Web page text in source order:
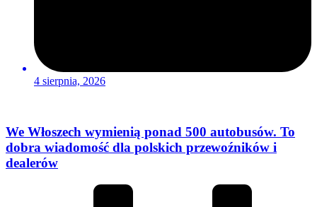
4 sierpnia, 2026
We Włoszech wymienią ponad 500 autobusów. To
dobra wiadomość dla polskich przewoźników i
dealerów